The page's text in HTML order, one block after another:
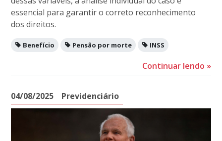
essencial para garantir o correto reconhecimento
dos direitos.
Benefício Pensão por morte INSS
Continuar lendo »
04/08/2025 Previdenciário